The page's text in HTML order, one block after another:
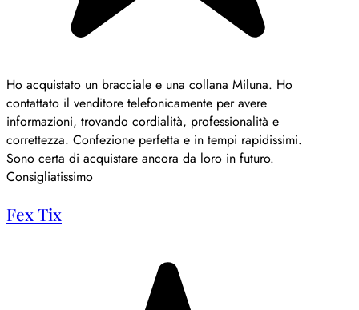
Ho acquistato un bracciale e una collana Miluna. Ho
contattato il venditore telefonicamente per avere
informazioni, trovando cordialità, professionalità e
correttezza. Confezione perfetta e in tempi rapidissimi.
Sono certa di acquistare ancora da loro in futuro.
Consigliatissimo
Fex Tix